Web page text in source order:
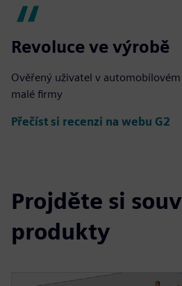
Revoluce ve výrobě
Ověřený uživatel v
malé firmy
Přečíst si recenzi na webu G2
Projděte si
produkty